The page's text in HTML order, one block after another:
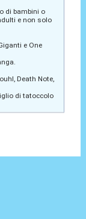
di bambini o
e non solo
e One
Death Note,
di tatoccolo